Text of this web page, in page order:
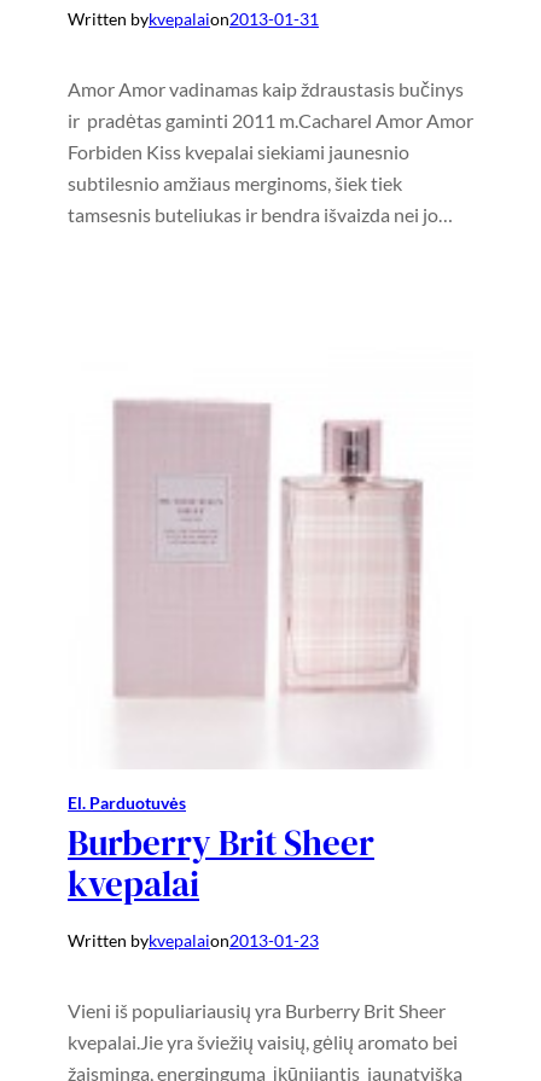
Written bykvepalaion2013-01-31
Amor Amor vadinamas kaip ždraustasis bučinys
ir pradėtas gaminti 2011 m.Cacharel Amor Amor
Forbiden Kiss kvepalai siekiami jaunesnio
subtilesnio amžiaus merginoms, šiek tiek
tamsesnis buteliukas ir bendra išvaizda nei jo…
El. Parduotuvės
Burberry Brit Sheer
kvepalai
Written bykvepalaion2013-01-23
Vieni iš populiariausių yra Burberry Brit Sheer
kvepalai.Jie yra šviežių vaisių, gėlių aromato bei
žaisminga, energingumą įkūnijantis jaunatvišką